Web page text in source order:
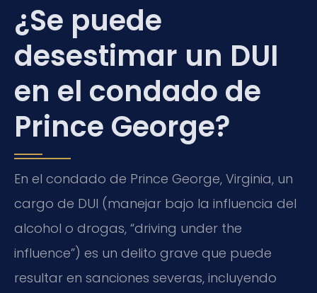
¿Se puede
desestimar un DUI
en el condado de
Prince George?
En el condado de Prince George, Virginia, un
cargo de DUI (manejar bajo la influencia del
alcohol o drogas, “driving under the
influence”) es un delito grave que puede
resultar en sanciones severas, incluyendo